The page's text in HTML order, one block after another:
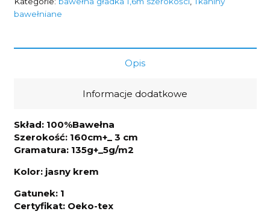
szerokość
1,6m
bawełniane
Opis
Informacje dodatkowe
Skład: 100%Bawełna
Szerokość: 160cm+_ 3 cm
Gramatura: 135g+_5g/m2
Kolor: jasny krem
Gatunek: 1
Certyfikat: Oeko-tex